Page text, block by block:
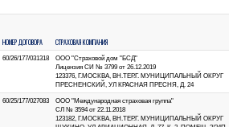
НОМЕР ДОГОВОРА СТРАХОВАЯ КОМПАНИЯ
60/26/177/031318
ООО "Страховой дом "БСД"
Лицензия СИ № 3799 от 26.12.2019
123376, Г.МОСКВА, ВН.ТЕР.Г. МУНИЦИПАЛЬНЫЙ ОКРУГ
ПРЕСНЕНСКИЙ, УЛ КРАСНАЯ ПРЕСНЯ, Д. 24
60/25/177/027083
ООО "Международная страховая группа"
СЛ № 3594 от 22.11.2018
123182, Г.МОСКВА, ВН.ТЕР.Г. МУНИЦИПАЛЬНЫЙ ОКРУГ